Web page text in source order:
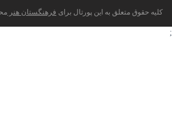
کلیه حقوق متعلق به این پورتال برای فرهنگستان هنر